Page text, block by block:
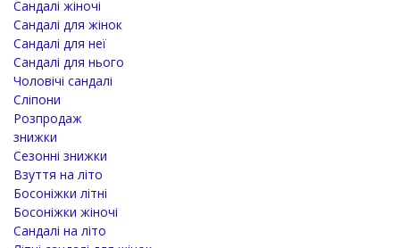
Сандалі жіночі
Сандалі для жінок
Сандалі для неї
Сандалі для нього
Чоловічі сандалі
Сліпони
Розпродаж
знижки
Сезонні знижки
Взуття на літо
Босоніжки літні
Босоніжки жіночі
Сандалі на літо